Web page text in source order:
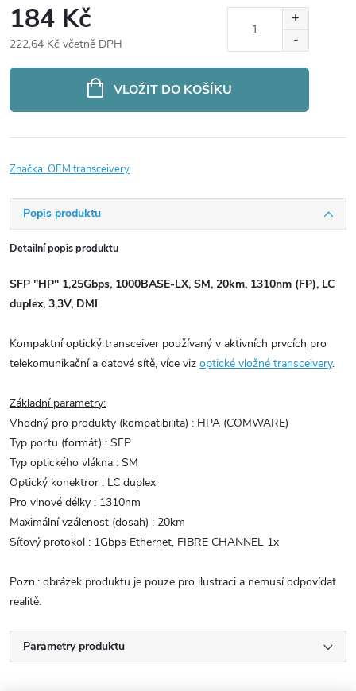
184 Kč
222,64 Kč včetně DPH
VLOŽIT DO KOŠÍKU
Značka:OEM transceivery
Popis produktu
Detailní popis produktu
SFP "HP" 1,25Gbps, 1000BASE-LX, SM, 20km, 1310nm (FP), LC
duplex, 3,3V, DMI
Kompaktní optický transceiver používaný v aktivních prvcích pro
telekomunikační a datové sítě, více viz optické vložné transceivery.
Základní parametry:
Vhodný pro produkty (kompatibilita) : HPA (COMWARE)
Typ portu (formát) : SFP
Typ optického vlákna : SM
Optický konektror : LC duplex
Pro vlnové délky : 1310nm
Maximální vzálenost (dosah) : 20km
Síťový protokol : 1Gbps Ethernet, FIBRE CHANNEL 1x
Pozn.: obrázek produktu je pouze pro ilustraci a nemusí odpovídat
realitě.
Parametry produktu